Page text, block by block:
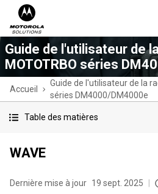
Guide de l'utilisateur de
MOTOTRBO séries
Accueil
Guide de l'utilisateur de la
séries DM4000/DM4000e
Table des matières
WAVE
Dernière mise à jour 19 sept. 2025